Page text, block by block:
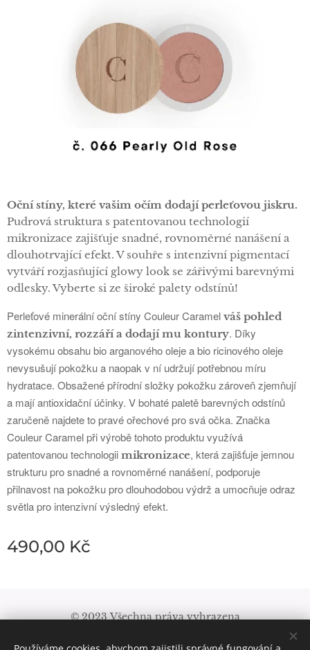
Oční stíny, které vašim očím dodají perleťovou jiskru.
Pudrová struktura s patentovanou technologií
mikronizace zajišťuje snadné, rovnoměrné nanášení a
dlouhotrvající efekt. V souhře s intenzivní pigmentací
vytváří rozjasňující glowy look se zářivými barevnými
odlesky. Vyberte si ze široké palety odstínů!
Perleťové minerální oční stíny Couleur Caramel váš pohled
zintenzivní, rozzáří a dodají mu kontury. Díky
vysokému obsahu bio arganového oleje a bio ricinového oleje
nevysušují pokožku a naopak v ní udržují potřebnou míru
hydratace. Obsažené přírodní složky pokožku zároveň zjemňují
a mají antioxidační účinky. V bohaté paletě barevných odstínů
zaručeně najdete to pravé ořechové pro svá očka. Značka
Couleur Caramel při výrobě tohoto produktu využívá
patentovanou technologii mikronizace, která zajišťuje jemnou
strukturu pro snadné a rovnoměrné nanášení, podporuje
přilnavost na pokožku pro dlouhodobou výdrž a umocňuje odraz
světla pro intenzivní výsledný efekt.
490,00 Kč
© 2023 Všechna práva vyhrazena